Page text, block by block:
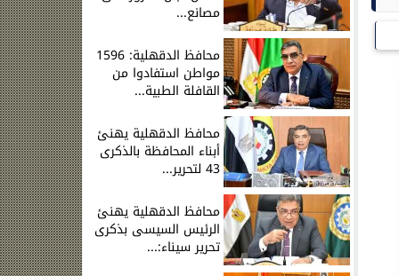
مصانع...
محافظ الدقهلية: 1596
مواطن استفادوا من
القافلة الطبية...
محافظ الدقهلية يهنئ
أبناء المحافظة بالذكرى
43 لتحرير...
محافظ الدقهلية يهنئ
الرئيس السيسى بذكرى
تحرير سيناء:...